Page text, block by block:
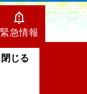
緊急情報
閉じる